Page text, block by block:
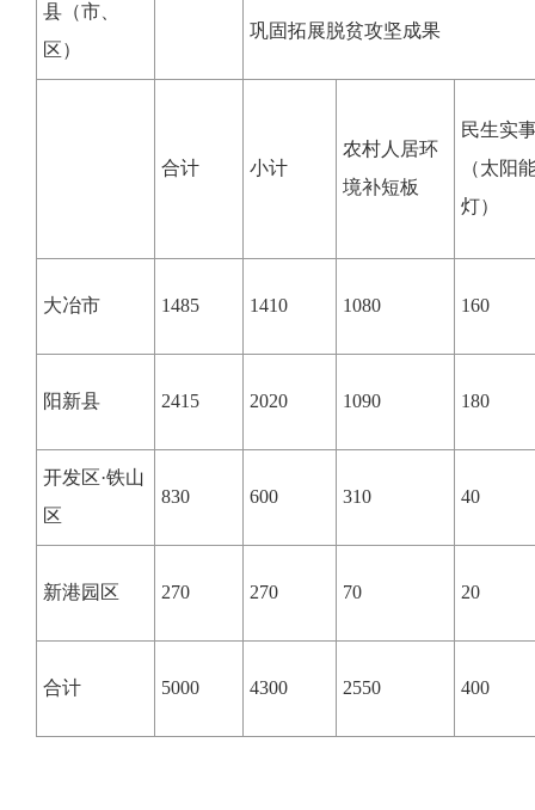
县（市、
区）
巩固拓展脱贫攻坚成果
合计 小计
农村人居环
境补短板
民生实
（太阳
灯）
大冶市 1485 1410 1080 160
阳新县 2415 2020 1090 180
开发区·铁山
区
830 600 310 40
新港园区 270 270 70 20
合计 5000 4300 2550 400